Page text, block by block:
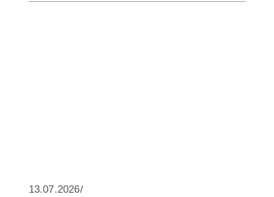
13.07.2026/